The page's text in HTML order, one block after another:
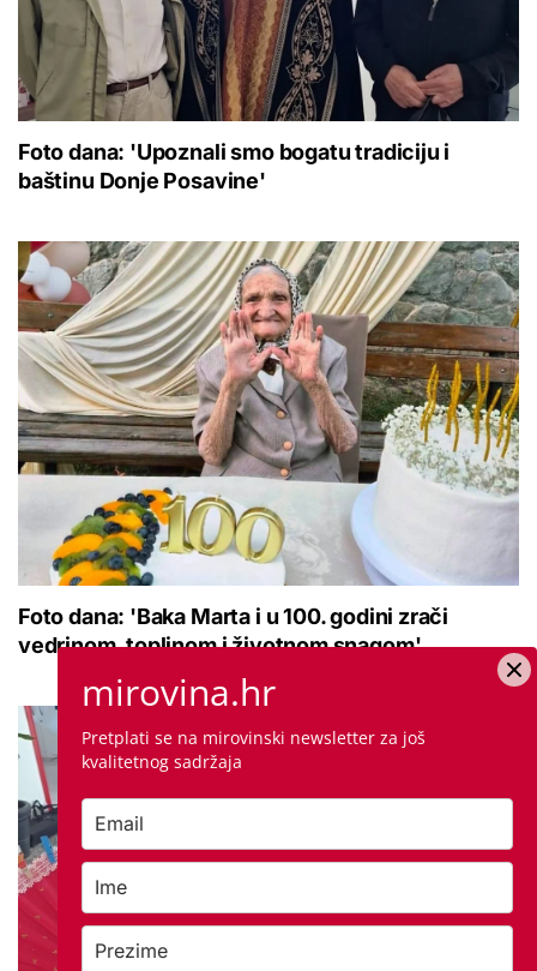
Foto dana: 'Upoznali smo bogatu tradiciju i
baštinu Donje Posavine'
Foto dana: 'Baka Marta i u 100. godini zrači
vedrinom, toplinom i životnom snagom'
mirovina.hr
Pretplati se na mirovinski newsletter za još
kvalitetnog sadržaja